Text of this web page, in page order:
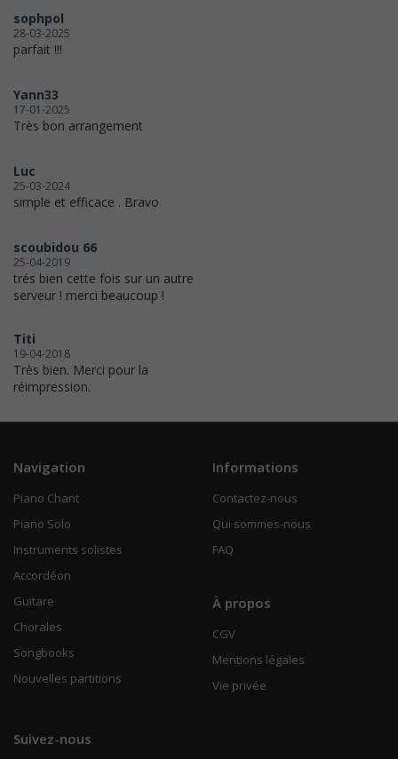
sophpol
28-03-2025
parfait !!!
Yann33
17-01-2025
Très bon arrangement
Luc
25-03-2024
simple et efficace . Bravo
scoubidou 66
25-04-2019
trés bien cette fois sur un autre
serveur ! merci beaucoup !
Titi
19-04-2018
Très bien. Merci pour la
réimpression.
Navigation
Piano Chant
Piano Solo
Instruments solistes
Accordéon
Guitare
Chorales
Songbooks
Nouvelles partitions
Informations
Contactez-nous
Qui sommes-nous
FAQ
À propos
CGV
Mentions légales
Vie privée
Suivez-nous